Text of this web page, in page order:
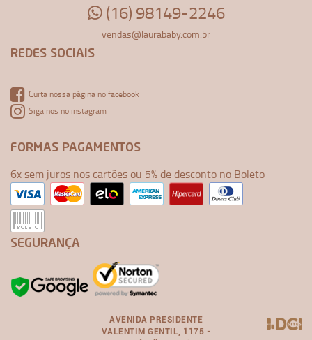
(16) 98149-2246
vendas@laurababy.com.br
REDES SOCIAIS
Curta nossa página no facebook
Siga nos no instagram
FORMAS PAGAMENTOS
6x sem juros nos cartões ou 5% de desconto no Boleto
SEGURANÇA
AVENIDA PRESIDENTE
VALENTIM GENTIL, 1175 -